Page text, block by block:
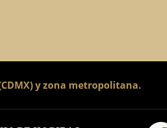
y zona metropolitana.